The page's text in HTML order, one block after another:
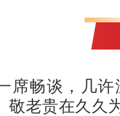
席畅谈，几
敬老贵在久久